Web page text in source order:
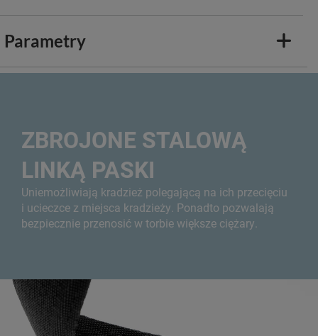
Parametry
ZBROJONE STALOWĄ
LINKĄ PASKI
Uniemożliwiają kradzież polegającą na ich przecięciu
i ucieczce z miejsca kradzieży. Ponadto pozwalają
bezpiecznie przenosić w torbie większe ciężary.